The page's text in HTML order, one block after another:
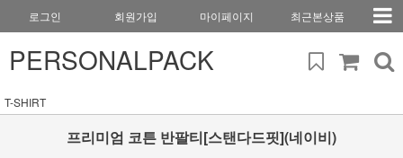
로그인 회원가입 마이페이지 최근본상품
PERSONALPACK
T-SHIRT
프리미엄 코튼 반팔티[스탠다드핏](네이비)